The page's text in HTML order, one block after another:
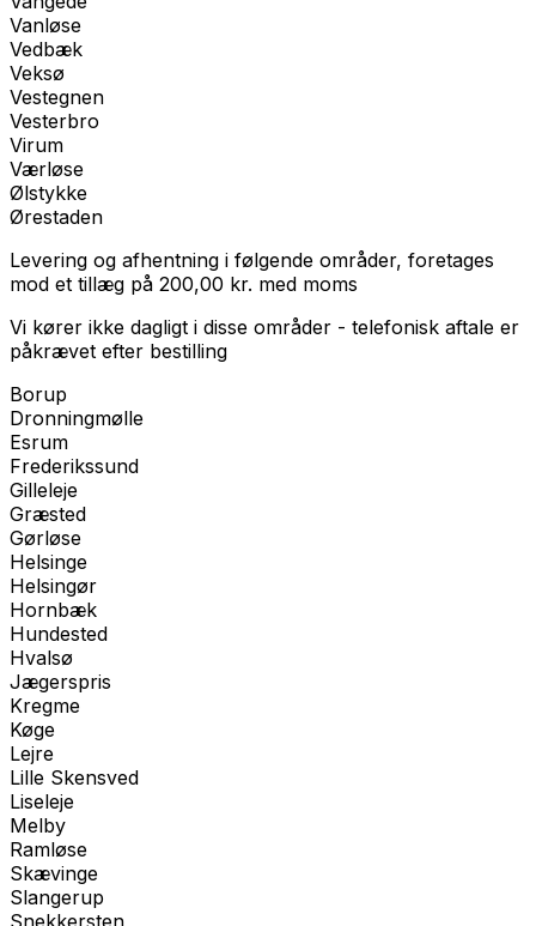
Vanløse
Vedbæk
Veksø
Vestegnen
Vesterbro
Virum
Værløse
Ølstykke
Ørestaden
Levering og afhentning i følgende områder, foretages
mod et tillæg på 200,00 kr. med moms
Vi kører ikke dagligt i disse områder - telefonisk aftale er
påkrævet efter bestilling
Borup
Dronningmølle
Esrum
Frederikssund
Gilleleje
Græsted
Gørløse
Helsinge
Helsingør
Hornbæk
Hundested
Hvalsø
Jægerspris
Kregme
Køge
Lejre
Lille Skensved
Liseleje
Melby
Ramløse
Skævinge
Slangerup
Snekkersten